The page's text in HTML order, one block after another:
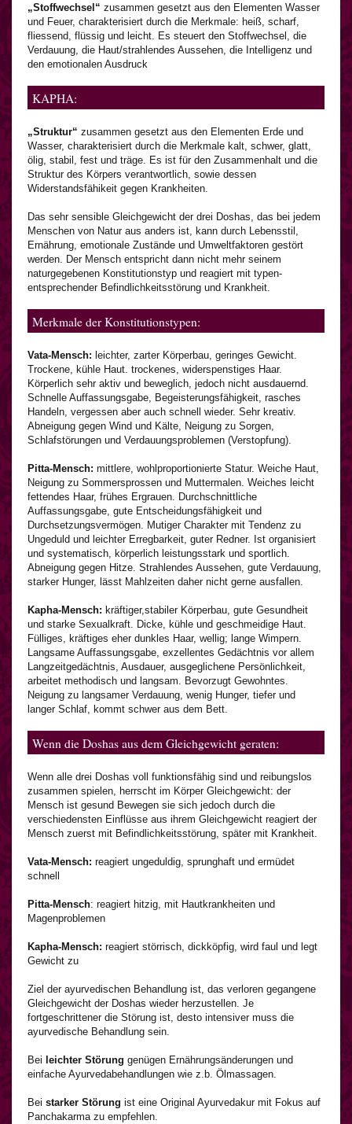
„Stoffwechsel“ zusammen gesetzt aus den Elementen Wasser
und Feuer, charakterisiert durch die Merkmale: heiß, scharf,
fliessend, flüssig und leicht. Es steuert den Stoffwechsel, die
Verdauung, die Haut/strahlendes Aussehen, die Intelligenz und
den emotionalen Ausdruck
KAPHA:
„Struktur“ zusammen gesetzt aus den Elementen Erde und
Wasser, charakterisiert durch die Merkmale kalt, schwer, glatt,
ölig, stabil, fest und träge. Es ist für den Zusammenhalt und die
Struktur des Körpers verantwortlich, sowie dessen
Widerstandsfähikeit gegen Krankheiten.
Das sehr sensible Gleichgewicht der drei Doshas, das bei jedem
Menschen von Natur aus anders ist, kann durch Lebensstil,
Ernährung, emotionale Zustände und Umweltfaktoren gestört
werden. Der Mensch entspricht dann nicht mehr seinem
naturgegebenen Konstitutionstyp und reagiert mit typen-
entsprechender Befindlichkeitsstörung und Krankheit.
Merkmale der Konstitutionstypen:
Vata-Mensch: leichter, zarter Körperbau, geringes Gewicht.
Trockene, kühle Haut. trockenes, widerspenstiges Haar.
Körperlich sehr aktiv und beweglich, jedoch nicht ausdauernd.
Schnelle Auffassungsgabe, Begeisterungsfähigkeit, rasches
Handeln, vergessen aber auch schnell wieder. Sehr kreativ.
Abneigung gegen Wind und Kälte, Neigung zu Sorgen,
Schlafstörungen und Verdauungsproblemen (Verstopfung).
Pitta-Mensch: mittlere, wohlproportionierte Statur. Weiche Haut,
Neigung zu Sommersprossen und Muttermalen. Weiches leicht
fettendes Haar, frühes Ergrauen. Durchschnittliche
Auffassungsgabe, gute Entscheidungsfähigkeit und
Durchsetzungsvermögen. Mutiger Charakter mit Tendenz zu
Ungeduld und leichter Erregbarkeit, guter Redner. Ist organisiert
und systematisch, körperlich leistungsstark und sportlich.
Abneigung gegen Hitze. Strahlendes Aussehen, gute Verdauung,
starker Hunger, lässt Mahlzeiten daher nicht gerne ausfallen.
Kapha-Mensch: kräftiger,stabiler Körperbau, gute Gesundheit
und starke Sexualkraft. Dicke, kühle und geschmeidige Haut.
Fülliges, kräftiges eher dunkles Haar, wellig; lange Wimpern.
Langsame Auffassungsgabe, exzellentes Gedächtnis vor allem
Langzeitgedächtnis, Ausdauer, ausgeglichene Persönlichkeit,
arbeitet methodisch und langsam. Bevorzugt Gewohntes.
Neigung zu langsamer Verdauung, wenig Hunger, tiefer und
langer Schlaf, kommt schwer aus dem Bett.
Wenn die Doshas aus dem Gleichgewicht geraten:
Wenn alle drei Doshas voll funktionsfähig sind und reibungslos
zusammen spielen, herrscht im Körper Gleichgewicht: der
Mensch ist gesund Bewegen sie sich jedoch durch die
verschiedensten Einflüsse aus ihrem Gleichgewicht reagiert der
Mensch zuerst mit Befindlichkeitsstörung, später mit Krankheit.
Vata-Mensch: reagiert ungeduldig, sprunghaft und ermüdet
schnell
Pitta-Mensch: reagiert hitzig, mit Hautkrankheiten und
Magenproblemen
Kapha-Mensch: reagiert störrisch, dickköpfig, wird faul und legt
Gewicht zu
Ziel der ayurvedischen Behandlung ist, das verloren gegangene
Gleichgewicht der Doshas wieder herzustellen. Je
fortgeschrittener die Störung ist, desto intensiver muss die
ayurvedische Behandlung sein.
Bei leichter Störung genügen Ernährungsänderungen und
einfache Ayurvedabehandlungen wie z.b. Ölmassagen.
Bei starker Störung ist eine Original Ayurvedakur mit Fokus auf
Panchakarma zu empfehlen.